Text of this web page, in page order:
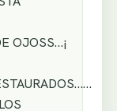
OJOSS…¡